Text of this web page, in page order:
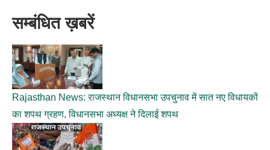
सम्बंधित ख़बरें
Rajasthan News: राजस्थान विधानसभा उपचुनाव में सात नए विधायकों
का शपथ ग्रहण, विधानसभा अध्यक्ष ने दिलाई शपथ